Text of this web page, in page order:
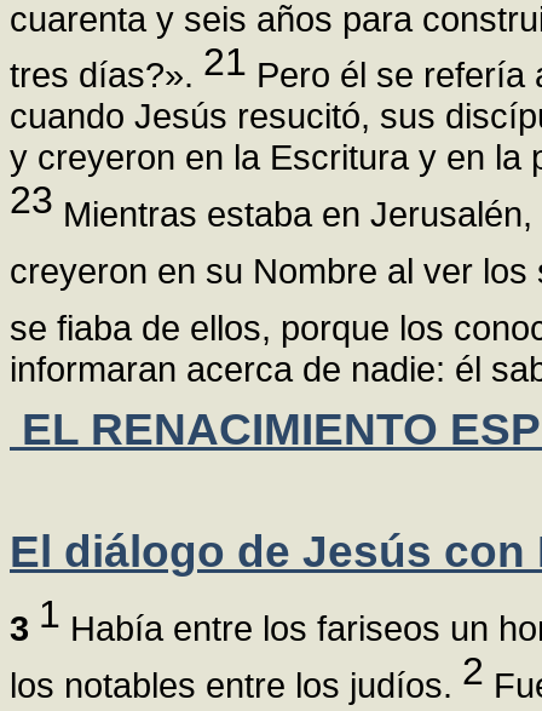
cuarenta y seis años para
tres días?». 21 Pero él se
cuando Jesús resucitó, sus
y creyeron en la Escritura y en la
23 Mientras estaba en
creyeron en su Nombre al ver
se fiaba de ellos, porque los
informaran acerca de nadie: él
EL RENACIMIENTO
El diálogo de Jesús con
3 1 Había entre los fariseos un
los notables entre los judíos. 2